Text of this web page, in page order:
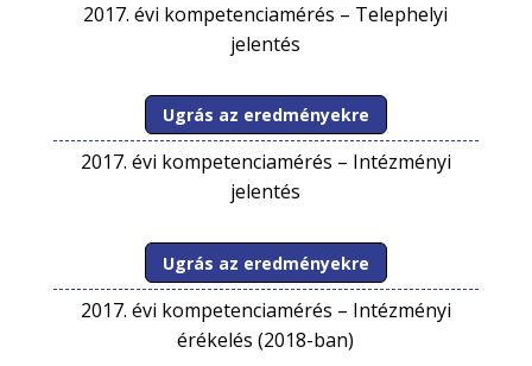
2017. évi kompetenciamérés – Telephelyi
jelentés
Ugrás az eredményekre
2017. évi kompetenciamérés – Intézményi
jelentés
Ugrás az eredményekre
2017. évi kompetenciamérés – Intézményi
érékelés (2018-ban)